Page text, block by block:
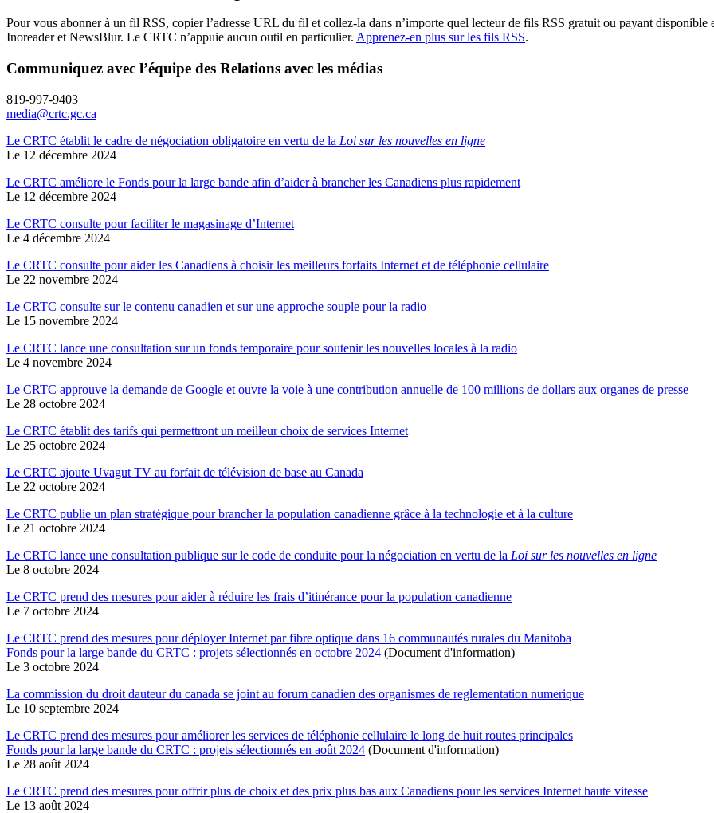
Pour vous abonner à un fil RSS, copier l’adresse URL du fil et collez-la dans n’importe quel lecteur de fils RSS gratuit ou payant
Inoreader et NewsBlur. Le CRTC n’appuie aucun outil en particulier. Apprenez-en plus sur les fils RSS.
Communiquez avec l’équipe des Relations avec les médias
819-997-9403
media@crtc.gc.ca
Le CRTC établit le cadre de négociation obligatoire en vertu de la Loi sur les nouvelles en ligne
Le 12 décembre 2024
Le CRTC améliore le Fonds pour la large bande afin d’aider à brancher les Canadiens plus rapidement
Le 12 décembre 2024
Le CRTC consulte pour faciliter le magasinage d’Internet
Le 4 décembre 2024
Le CRTC consulte pour aider les Canadiens à choisir les meilleurs forfaits Internet et de téléphonie cellulaire
Le 22 novembre 2024
Le CRTC consulte sur le contenu canadien et sur une approche souple pour la radio
Le 15 novembre 2024
Le CRTC lance une consultation sur un fonds temporaire pour soutenir les nouvelles locales à la radio
Le 4 novembre 2024
Le CRTC approuve la demande de Google et ouvre la voie à une contribution annuelle de 100 millions de dollars aux organes de presse
Le 28 octobre 2024
Le CRTC établit des tarifs qui permettront un meilleur choix de services Internet
Le 25 octobre 2024
Le CRTC ajoute Uvagut TV au forfait de télévision de base au Canada
Le 22 octobre 2024
Le CRTC publie un plan stratégique pour brancher la population canadienne grâce à la technologie et à la culture
Le 21 octobre 2024
Le CRTC lance une consultation publique sur le code de conduite pour la négociation en vertu de la Loi sur les nouvelles en ligne
Le 8 octobre 2024
Le CRTC prend des mesures pour aider à réduire les frais d’itinérance pour la population canadienne
Le 7 octobre 2024
Le CRTC prend des mesures pour déployer Internet par fibre optique dans 16 communautés rurales du Manitoba
Fonds pour la large bande du CRTC : projets sélectionnés en octobre 2024 (Document d'information)
Le 3 octobre 2024
La commission du droit dauteur du canada se joint au forum canadien des organismes de reglementation numerique
Le 10 septembre 2024
Le CRTC prend des mesures pour améliorer les services de téléphonie cellulaire le long de huit routes principales
Fonds pour la large bande du CRTC : projets sélectionnés en août 2024 (Document d'information)
Le 28 août 2024
Le CRTC prend des mesures pour offrir plus de choix et des prix plus bas aux Canadiens pour les services Internet haute vitesse
Le 13 août 2024